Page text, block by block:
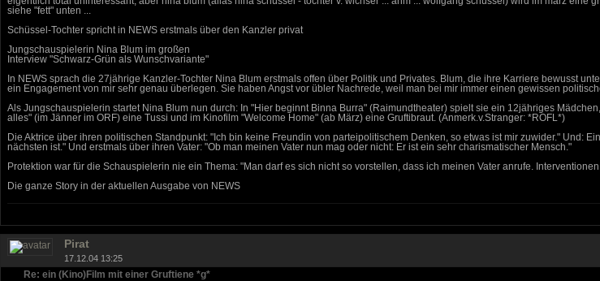
siehe "fett" unten ...
Schüssel-Tochter spricht in NEWS erstmals über den Kanzler privat
Jungschauspielerin Nina Blum im großen
Interview "Schwarz-Grün als Wunschvariante"
In NEWS sprach die 27jährige Kanzler-Tochter Nina Blum erstmals offen über Politik und Privates. Blum, die ihre Karriere bewusst
ein Engagement von mir sehr genau überlegen. Sie haben Angst vor übler Nachrede, weil man bei mir immer einen gewissen
Als Jungschauspielerin startet Nina Blum nun durch: In "Hier beginnt Binna Burra" (Raimundtheater) spielt sie ein 12jähriges
alles" (im Jänner im ORF) eine Tussi und im Kinofilm "Welcome Home" (ab März) eine Gruftibraut. (Anmerk.v.Stranger: *ROFL*)
Die Aktrice über ihren politischen Standpunkt: "Ich bin keine Freundin von parteipolitischem Denken, so etwas ist mir zuwider." Und:
nächsten ist." Und erstmals über ihren Vater: "Ob man meinen Vater nun mag oder nicht: Er ist ein sehr charismatischer Mensch."
Protektion war für die Schauspielerin nie ein Thema: "Man darf es sich nicht so vorstellen, dass ich meinen Vater anrufe.
Die ganze Story in der aktuellen Ausgabe von NEWS
Pirat
17.12.04 13:25
Re: ein (Kino)Film mit einer Gruftiene *g*